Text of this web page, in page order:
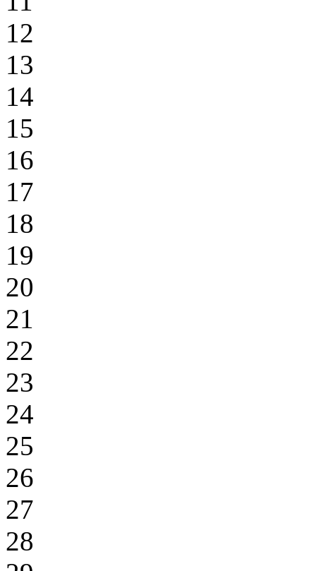
12
13
14
15
16
17
18
19
20
21
22
23
24
25
26
27
28